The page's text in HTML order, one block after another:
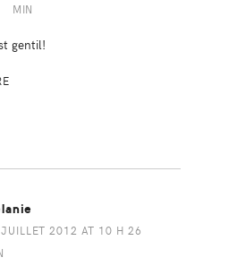
MIN
gentil!
2012 AT 10 H 26